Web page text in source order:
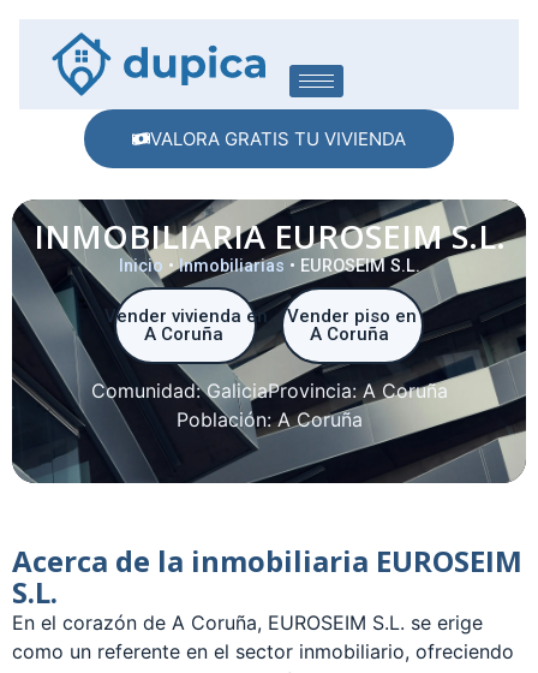
VALORA GRATIS TU VIVIENDA
INMOBILIARIA EUROSEIM S.L.
Inicio •Inmobiliarias • EUROSEIM S.L.
Vender vivienda en
A Coruña
Vender piso en
A Coruña
Comunidad:GaliciaProvincia:A Coruña
Población: A Coruña
Acerca de la inmobiliaria EUROSEIM
S.L.
En el corazón de A Coruña, EUROSEIM S.L. se erige
como un referente en el sector inmobiliario, ofreciendo